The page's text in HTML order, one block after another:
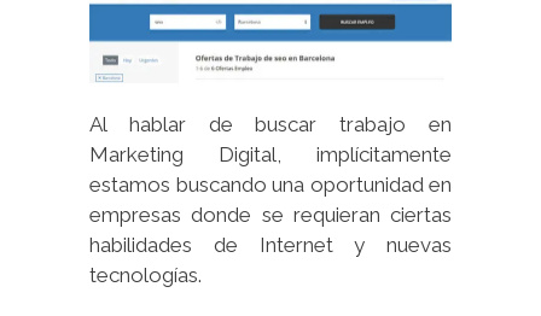
Al hablar de buscar trabajo en
Marketing Digital, implícitamente
estamos buscando una oportunidad en
empresas donde se requieran ciertas
habilidades de Internet y nuevas
tecnologías.